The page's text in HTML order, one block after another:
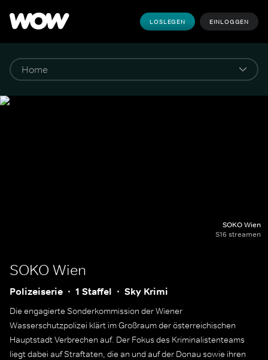
LOSLEGEN EINLOGGEN
SOKO Wien
S16 streamen
SOKO Wien
Polizeiserie 1 Staffel Sky Krimi
Die engagierte Sonderkommission der Wiener
Wasserschutzpolizei klärt im Großraum der österreichischen
Hauptstadt Verbrechen auf. Der Fokus des Kriminalistenteams
liegt dabei auf Straftaten, die an und auf der Donau sowie ihren